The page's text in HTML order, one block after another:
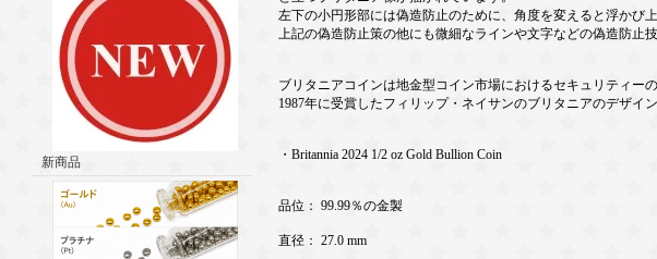
新商品
左下の小円形部には偽造防止のために、角度を変えると浮かび
上記の偽造防止策の他にも微細なラインや文字などの偽造防止
ブリタニアコインは地金型コイン市場におけるセキュリティー
1987年に受賞したフィリップ・ネイサンのブリタニアのデザイ
・Britannia 2024 1/2 oz Gold Bullion Coin
品位： 99.99％の金製
直径： 27.0 mm